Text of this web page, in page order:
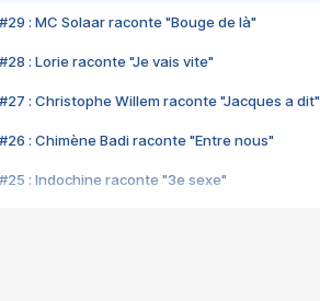
#29 : MC Solaar raconte "Bouge de là"
#28 : Lorie raconte "Je vais vite"
#27 : Christophe Willem raconte "Jacques a dit"
#26 : Chimène Badi raconte "Entre nous"
#25 : Indochine raconte "3e sexe"